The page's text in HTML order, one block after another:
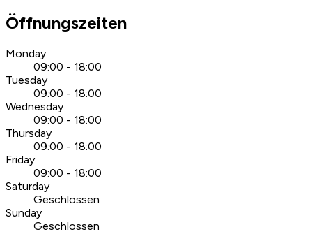
Öffnungszeiten
Monday
09:00 - 18:00
Tuesday
09:00 - 18:00
Wednesday
09:00 - 18:00
Thursday
09:00 - 18:00
Friday
09:00 - 18:00
Saturday
Geschlossen
Sunday
Geschlossen